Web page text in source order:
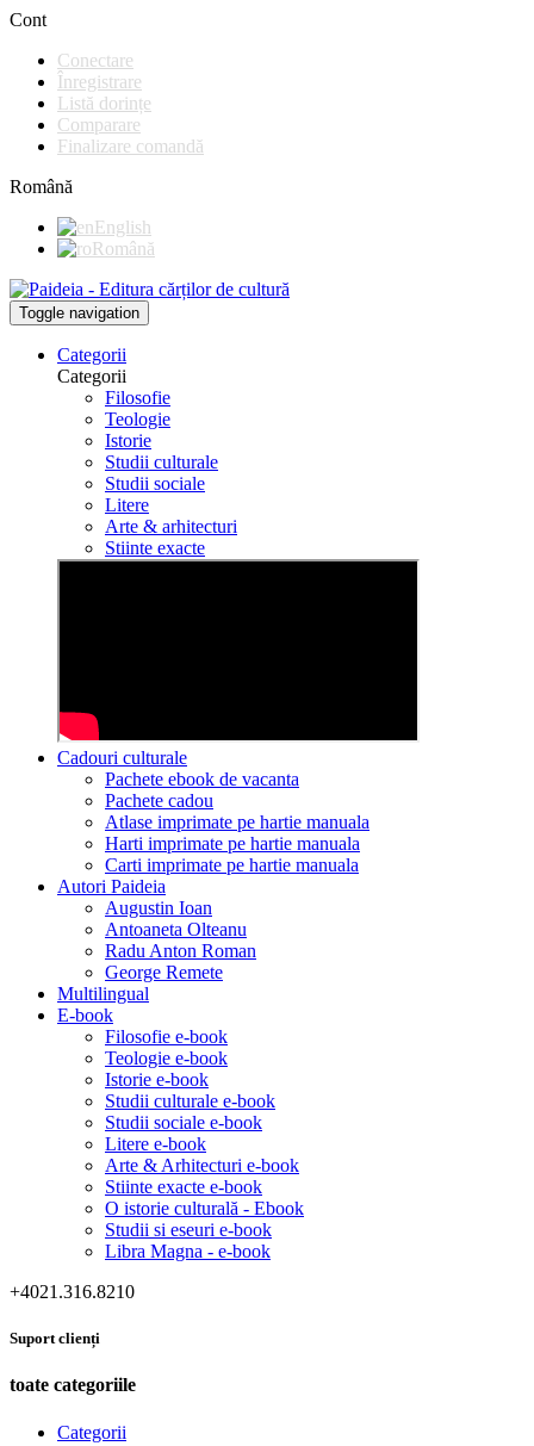
Cont
Conectare
Înregistrare
Listă dorințe
Comparare
Finalizare comandă
Română
English
Română
Toggle navigation
Categorii
Categorii
Filosofie
Teologie
Istorie
Studii culturale
Studii sociale
Litere
Arte & arhitecturi
Stiinte exacte
Cadouri culturale
Pachete ebook de vacanta
Pachete cadou
Atlase imprimate pe hartie manuala
Harti imprimate pe hartie manuala
Carti imprimate pe hartie manuala
Autori Paideia
Augustin Ioan
Antoaneta Olteanu
Radu Anton Roman
George Remete
Multilingual
E-book
Filosofie e-book
Teologie e-book
Istorie e-book
Studii culturale e-book
Studii sociale e-book
Litere e-book
Arte & Arhitecturi e-book
Stiinte exacte e-book
O istorie culturală - Ebook
Studii si eseuri e-book
Libra Magna - e-book
+4021.316.8210
Suport clienți
toate categoriile
Categorii